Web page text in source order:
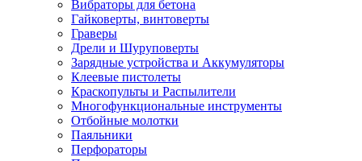
Вибраторы для бетона
Гайковерты, винтоверты
Граверы
Дрели и Шуруповерты
Зарядные устройства и Аккумуляторы
Клеевые пистолеты
Краскопульты и Распылители
Многофункциональные инструменты
Отбойные молотки
Паяльники
Перфораторы